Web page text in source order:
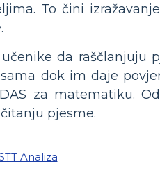
To čini
da raščlanjuju
dok im daje
za matematiku.
pjesme.